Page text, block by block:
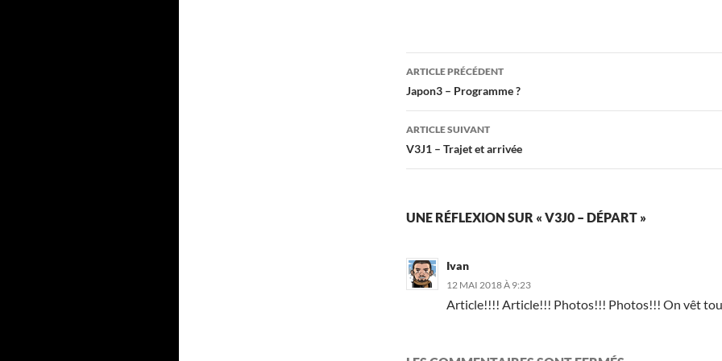
Navigation
des
articles
ARTICLE PRÉCÉDENT
Japon3 – Programme ?
ARTICLE SUIVANT
V3J1 – Trajet et arrivée
UNE RÉFLEXION SUR « V3J0 – DÉPART »
Ivan
12 MAI 2018 À 9:23
Article!!!! Article!!! Photos!!! Photos!!! On vêt